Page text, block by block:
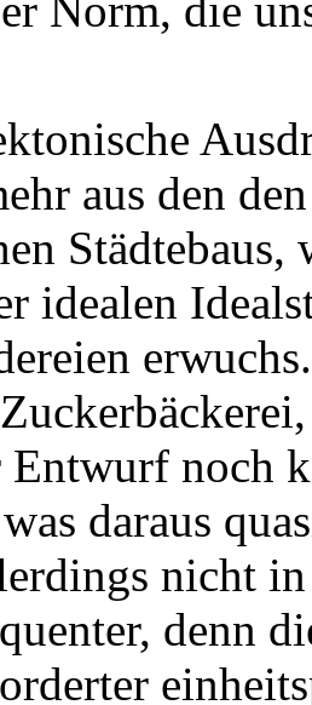
aus den
idealen
noch
daraus
nicht
denn